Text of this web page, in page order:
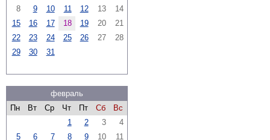
8
9 10 11 12 13
14
15
16 17 18 19 20
21
22
23 24 25 26 27
28
29
30 31
февраль
Пн
Вт Ср Чт Пт Сб
Вс
1
2 3
4
5
6 7 8 9 10
11